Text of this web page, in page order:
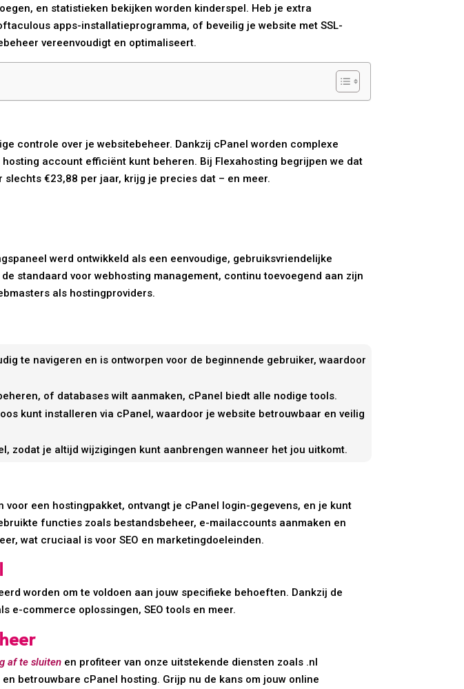
en statistieken bekijken worden kinderspel. Heb je extra
apps-installatieprogramma, of beveilig je website met SSL-
vereenvoudigt en optimaliseert.
controle over je websitebeheer. Dankzij cPanel worden complexe
account efficiënt kunt beheren. Bij Flexahosting begrijpen we dat
€23,88 per jaar, krijg je precies dat – en meer.
werd ontwikkeld als een eenvoudige, gebruiksvriendelijke
standaard voor webhosting management, continu toevoegend aan zijn
als hostingproviders.
te navigeren en is ontworpen voor de beginnende gebruiker, waardoor
of databases wilt aanmaken, cPanel biedt alle nodige tools.
kunt installeren via cPanel, waardoor je website betrouwbaar en veilig
zodat je altijd wijzigingen kunt aanbrengen wanneer het jou uitkomt.
een hostingpakket, ontvangt je cPanel login-gegevens, en je kunt
functies zoals bestandsbeheer, e-mailaccounts aanmaken en
wat cruciaal is voor SEO en marketingdoeleinden.
worden om te voldoen aan jouw specifieke behoeften. Dankzij de
e-commerce oplossingen, SEO tools en meer.
af te sluiten en profiteer van onze uitstekende diensten zoals .nl
betrouwbare cPanel hosting. Grijp nu de kans om jouw online